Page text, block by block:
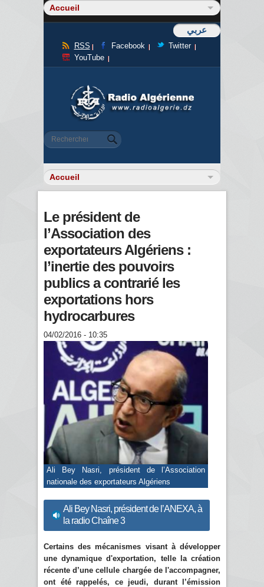
عربي
RSS Facebook
Twitter
YouTube
Formulaire de recherche
Rechercher
Le président de
l’Association des
exportateurs Algériens :
l’inertie des pouvoirs
publics a contrarié les
exportations hors
hydrocarbures
04/02/2016 - 10:35
Ali Bey Nasri, président de l’Association
nationale des exportateurs Algériens
Ali Bey Nasri, président de l’ANEXA, à
la radio Chaîne 3
Certains des mécanismes visant à développer
une dynamique d'exportation, telle la création
récente d’une cellule chargée de l'accompagner,
ont été rappelés, ce jeudi, durant l’émission